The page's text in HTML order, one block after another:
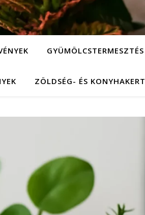
GYÜMÖLCSTERMESZTÉS
ZÖLDSÉG- ÉS KONYHAKERT